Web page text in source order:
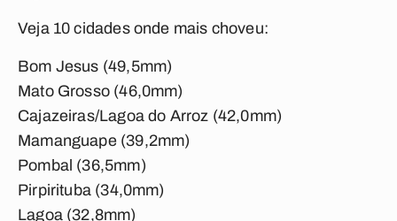
Veja 10 cidades onde mais choveu:
Bom Jesus (49,5mm)
Mato Grosso (46,0mm)
Cajazeiras/Lagoa do Arroz (42,0mm)
Mamanguape (39,2mm)
Pombal (36,5mm)
Pirpirituba (34,0mm)
Lagoa (32,8mm)